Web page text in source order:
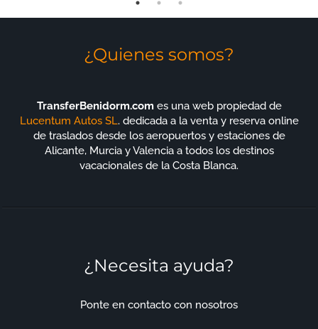
¿Quienes somos?
TransferBenidorm.com es una web propiedad de
Lucentum Autos SL. dedicada a la venta y reserva online
de traslados desde los aeropuertos y estaciones de
Alicante, Murcia y Valencia a todos los destinos
vacacionales de la Costa Blanca.
¿Necesita ayuda?
Ponte en contacto con nosotros